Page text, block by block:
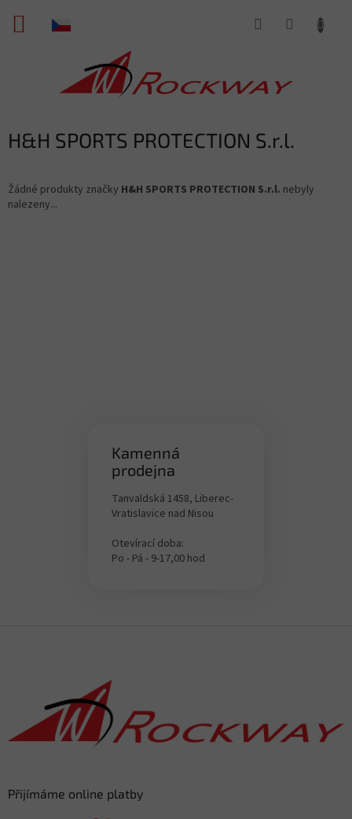
obsah
NÁKUPNÍ
H&H SPORTS PROTECTION S.r.l.
Žádné produkty značky H&H SPORTS PROTECTION S.r.l. nebyly
nalezeny...
Kamenná
prodejna
Tanvaldská 1458, Liberec-
Vratislavice nad Nisou
Otevírací doba:
Po - Pá - 9-17,00 hod
Přijímáme online platby